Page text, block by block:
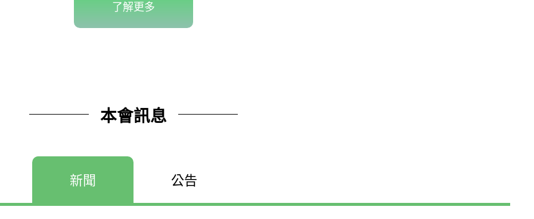
了解更多
本會訊息
新聞 公告